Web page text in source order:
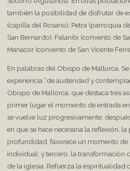
también la posibilidad de disfrutar de
(capilla del Rosario); Petra (parroquia
San Bernardo), Felanitx (convento de
Manacor (convento de San Vicente
En palabras del Obispo de Mallorca,
experiencia “de austeridad y
Obispo de Mallorca, que destaca tres
primer lugar el momento de entrada
se vuelve luz progresivamente;
en que se hace necesaria la reflexión,
profundidad, favorece un momento de
individual; y tercero, la transformación
de la iglesia. Refuerza la espiritualidad